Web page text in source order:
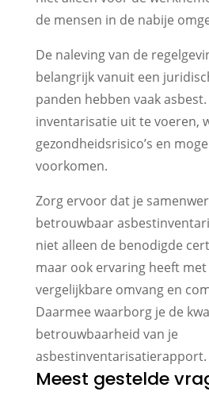
de mensen in de nabije
De naleving van de
belangrijk vanuit een
panden hebben vaak
inventarisatie uit te voeren,
gezondheidsrisico’s en
voorkomen.
Zorg ervoor dat je
betrouwbaar
niet alleen de benodigde
maar ook ervaring heeft
vergelijkbare omvang en
Daarmee waarborg je de
betrouwbaarheid van je
asbestinventarisatierapport.
Meest gestelde